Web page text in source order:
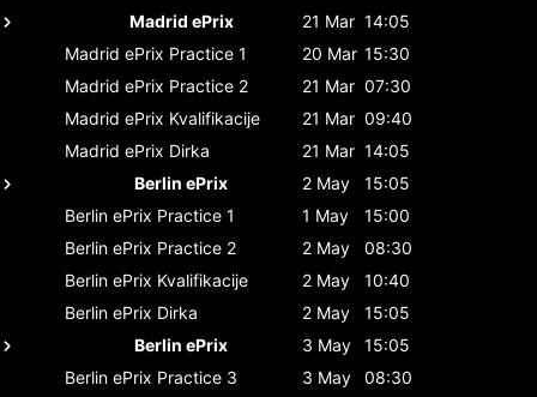
Madrid ePrix
21 Mar 14:05
Madrid ePrix Practice 1 20 Mar 15:30
Madrid ePrix Practice 2 21 Mar 07:30
Madrid ePrix Kvalifikacije 21 Mar 09:40
Madrid ePrix Dirka 21 Mar 14:05
Berlin ePrix
2 May
15:05
Berlin ePrix Practice 1 1 May
15:00
Berlin ePrix Practice 2 2 May
08:30
Berlin ePrix Kvalifikacije 2 May
10:40
Berlin ePrix Dirka 2 May
15:05
Berlin ePrix
3 May
15:05
Berlin ePrix Practice 3 3 May
08:30